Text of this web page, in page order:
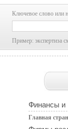
Ключевое слово или
Пример: экспертиза
Финансы и
Главная